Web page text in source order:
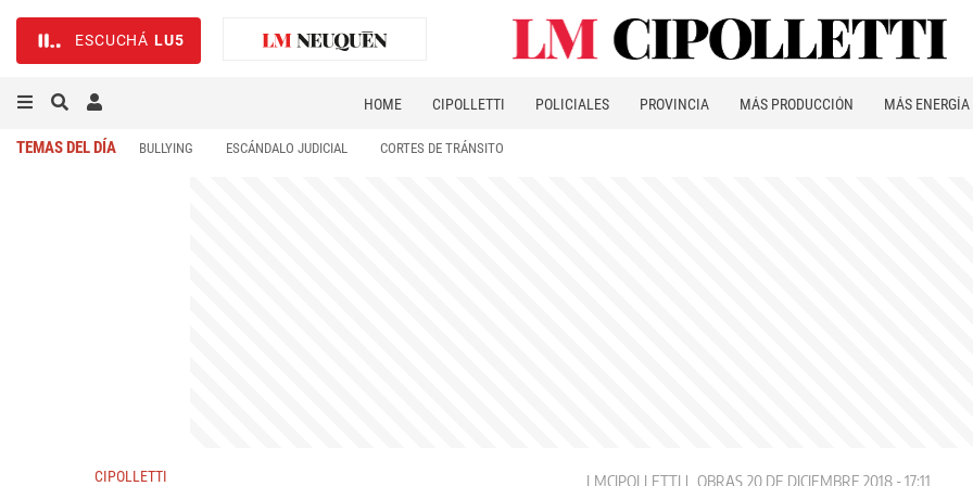
ESCUCHÁ LU5
HOME CIPOLLETTI POLICIALES PROVINCIA MÁS PRODUCCIÓN MÁS ENERGÍA
TEMAS DEL DÍA BULLYING ESCÁNDALO JUDICIAL CORTES DE TRÁNSITO
CIPOLLETTI LMCIPOLLETTI OBRAS 20 DE DICIEMBRE 2018 - 17:11